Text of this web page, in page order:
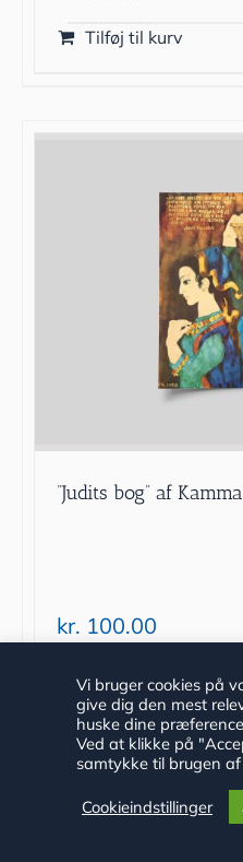
Tilføj til kurv
”Judits bog” af
kr. 100.00
Tilføj til kurv
Vi bruger cookies på
give dig den mest
huske dine
Ved at klikke på
samtykke til brugen af
Cookieindstillinger